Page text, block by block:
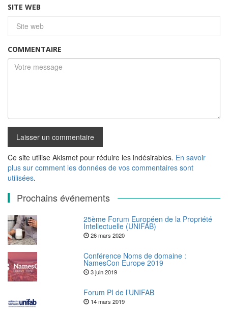
SITE WEB
COMMENTAIRE
Ce site utilise Akismet pour réduire les indésirables. En savoir
plus sur comment les données de vos commentaires sont
utilisées.
Prochains événements
25ème Forum Européen de la Propriété
Intellectuelle (UNIFAB)
26 mars 2020
Conférence Noms de domaine :
NamesCon Europe 2019
3 juin 2019
Forum PI de l’UNIFAB
14 mars 2019